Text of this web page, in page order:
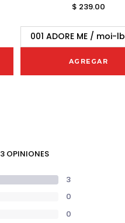
$ 239.00
AGREGAR
3 OPINIONES
3
0
0